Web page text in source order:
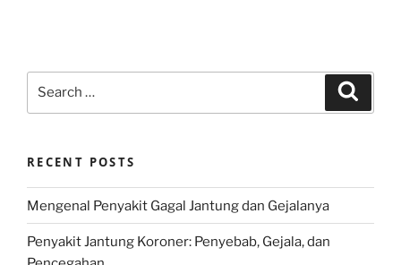
RECENT POSTS
Mengenal Penyakit Gagal Jantung dan Gejalanya
Penyakit Jantung Koroner: Penyebab, Gejala, dan